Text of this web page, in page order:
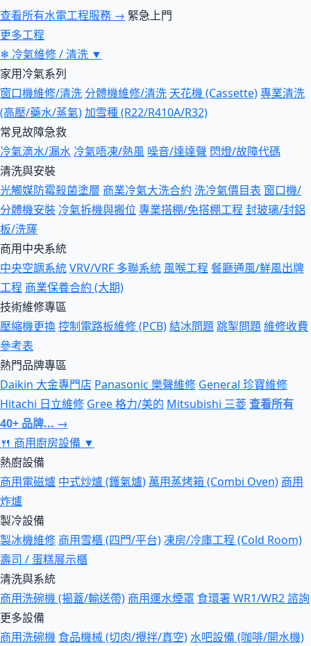
查看所有水電工程服務 → 緊急上門
更多工程
❄ 冷氣維修 / 清洗 ▼
家用冷氣系列
窗口機維修/清洗 分體機維修/清洗 天花機 (Cassette)專業清洗
(高壓/藥水/蒸氣)加雪種 (R22/R410A/R32)
常見故障急救
冷氣滴水/漏水 冷氣唔凍/熱風 噪音/達達聲 閃燈/故障代碼
清洗與安裝
光觸媒防霉殺菌塗層 商業冷氣大洗合約 洗冷氣價目表 窗口機/
分體機安裝 冷氣拆機與搬位 專業搭棚/免搭棚工程 封玻璃/封鋁
板/洗窿
商用中央系統
中央空調系統VRV/VRF 多聯系統 風喉工程 餐廳通風/鮮風出牌
工程 商業保養合約 (大期)
技術維修專區
壓縮機更換控制電路板維修 (PCB)結冰問題跳掣問題維修收費
參考表
熱門品牌專區
Daikin 大金專門店 Panasonic 樂聲維修 General 珍寶維修
Hitachi 日立維修 Gree 格力/美的 Mitsubishi 三菱查看所有
40+ 品牌... →
🍴 商用廚房設備 ▼
熱廚設備
商用電磁爐 中式炒爐 (鑊氣爐) 萬用蒸烤箱 (Combi Oven) 商用
炸爐
製冷設備
製冰機維修 商用雪櫃 (四門/平台)凍房/冷庫工程 (Cold Room)
壽司 / 蛋糕展示櫃
清洗與系統
商用洗碗機 (揭蓋/輸送帶) 商用運水煙罩 食環署 WR1/WR2 諮詢
更多設備
商用洗碗機 食品機械 (切肉/攪拌/真空)水吧設備 (咖啡/開水機)